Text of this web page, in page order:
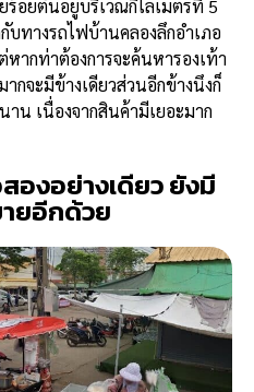
ร้อยตันอยู่บริเวณกิโลเมตรที่ 5
บทางรถไฟบ้านคลองลึกอำเภอ
ากท่าต้องการจะค้นหารองเท้า
กจะมีข้างเดียวส่วนอีกข้างนึงก็
น เนื่องจากสินค้ามีเยอะมาก
องอย่างเดียว ยังมี
ยอีกด้วย